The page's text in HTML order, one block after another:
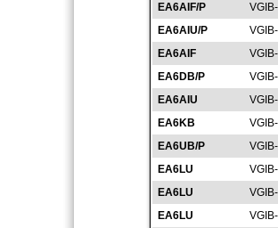
EA6AIF/P
EA6AIU/P
EA6AIF
EA6DB/P
EA6AIU
EA6KB
EA6UB/P
EA6LU
EA6LU
EA6LU